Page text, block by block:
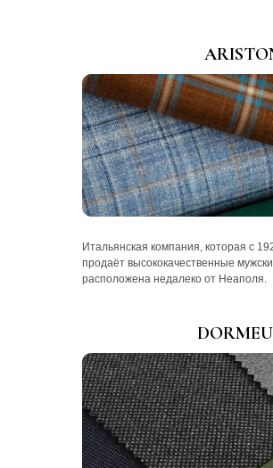
Итальянская компания, которая с
продаёт высококачественные
расположена недалеко от Неаполя.